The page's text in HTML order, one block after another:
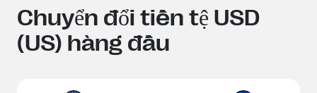
Chuyển đổi tiền tệ USD
(US) hàng đầu